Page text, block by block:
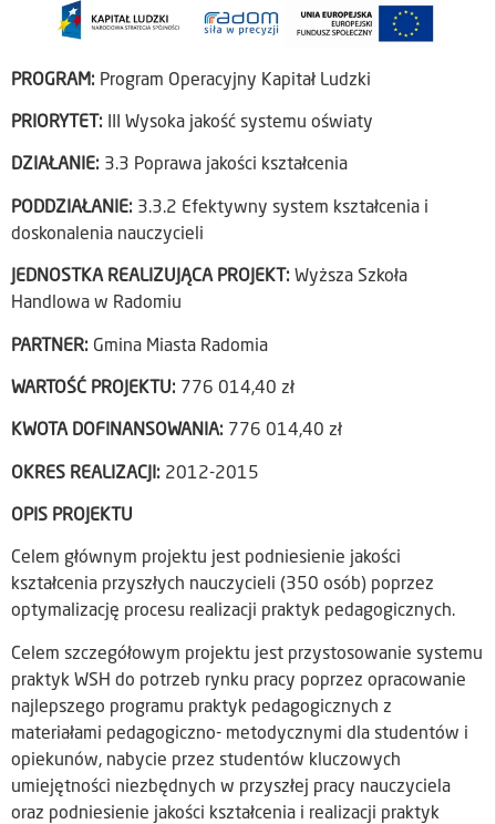
PROGRAM: Program Operacyjny Kapitał Ludzki
PRIORYTET: III Wysoka jakość systemu oświaty
DZIAŁANIE: 3.3 Poprawa jakości kształcenia
PODDZIAŁANIE: 3.3.2 Efektywny system kształcenia i
doskonalenia nauczycieli
JEDNOSTKA REALIZUJĄCA PROJEKT: Wyższa Szkoła
Handlowa w Radomiu
PARTNER: Gmina Miasta Radomia
WARTOŚĆ PROJEKTU: 776 014,40 zł
KWOTA DOFINANSOWANIA: 776 014,40 zł
OKRES REALIZACJI: 2012-2015
OPIS PROJEKTU
Celem głównym projektu jest podniesienie jakości
kształcenia przyszłych nauczycieli (350 osób) poprzez
optymalizację procesu realizacji praktyk pedagogicznych.
Celem szczegółowym projektu jest przystosowanie systemu
praktyk WSH do potrzeb rynku pracy poprzez opracowanie
najlepszego programu praktyk pedagogicznych z
materiałami pedagogiczno- metodycznymi dla studentów i
opiekunów, nabycie przez studentów kluczowych
umiejętności niezbędnych w przyszłej pracy nauczyciela
oraz podniesienie jakości kształcenia i realizacji praktyk